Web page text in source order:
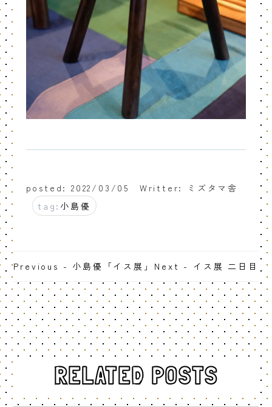
posted: 2022/03/05
Writter: ミズタマ舎
tag: 小島優
Previous - 小島優「イス展」 Next - イス展 二日目
RELATED POSTS